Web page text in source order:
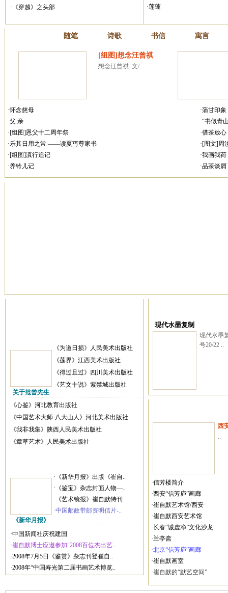
·《穿越》之头部 ·莲蓬
随笔 诗歌 书信 寓言
[组图]想念汪曾祺
想念汪曾祺  文/ ..
·怀念慈母
·蒲甘印象
·父 亲
·“书似青
·[组图]恩父十二周年祭
·借茶放心
·乐其日用之常 ——读夏丏尊家书
·[图文]
·[组图]滇行追记
·我画我荷
·养铃儿记
·品茶谈屑
关于范曾先生
《为道日损》人民美术出版社
《莲界》江西美术出版社
《得过且过》四川美术出版社
《艺文十说》紫禁城出版社
《心鉴》河北教育出版社
《中国艺术大师-八大山人》河北美术出版社
《我非我集》陕西人民美术出版社
《章草艺术》人民美术出版社
《新华月报》
·《新华月报》出版《崔自..
·《鉴宝》杂志封面人物—..
·《艺术镜报》崔自默特刊
·中国邮政带邮资明信片-..
·中国新闻社庆祝建国
·崔自默博士应邀参加"2008百位杰出艺..
·2008年7月5日《鉴赏》杂志刊登崔自..
·2008年“中国寿光第二届书画艺术博览..
现代水墨复制
现代水墨
号20/22 ..
西
..
·信芳楼简介
·西安“信芳庐”画廊
·崔自默艺术馆/西安
·崔自默西安艺术馆
·长春“诚虚净”文化沙龙
·兰亭斋
·北京“信芳庐”画廊
·崔自默画室
·崔自默的“默艺空间”